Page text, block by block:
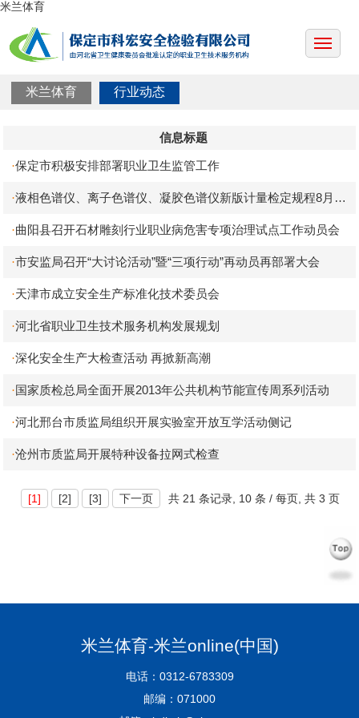
米兰体育
米兰体育 行业动态
信息标题
·保定市积极安排部署职业卫生监管工作
·液相色谱仪、离子色谱仪、凝胶色谱仪新版计量检定规程8月实
施
·曲阳县召开石材雕刻行业职业病危害专项治理试点工作动员会
·市安监局召开“大讨论活动”暨“三项行动”再动员再部署大会
·天津市成立安全生产标准化技术委员会
·河北省职业卫生技术服务机构发展规划
·深化安全生产大检查活动 再掀新高潮
·国家质检总局全面开展2013年公共机构节能宣传周系列活动
·河北邢台市质监局组织开展实验室开放互学活动侧记
·沧州市质监局开展特种设备拉网式检查
[1] [2] [3] 下一页 共 21 条记录, 10 条 / 每页, 共 3 页
米兰体育-米兰online(中国)
电话：0312-6783309
邮编：071000